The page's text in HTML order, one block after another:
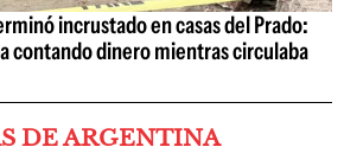
incrustado en casas del Prado:
contando dinero mientras circulaba
DE ARGENTINA